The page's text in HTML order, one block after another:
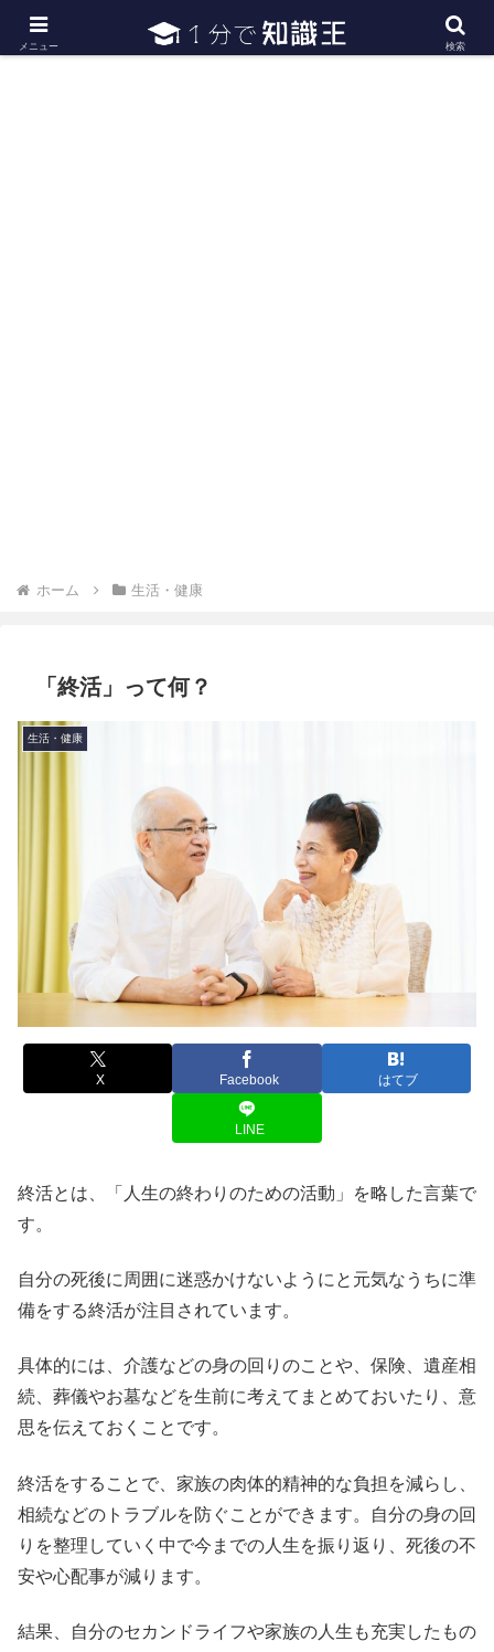
日常で必要な常識・知識や雑学・豆知識を幅広く紹介
ホーム 生活・健康
「終活」って何？
生活・健康
X Facebook はてブ
LINE
終活とは、「人生の終わりのための活動」を略した言葉で
す。
自分の死後に周囲に迷惑かけないようにと元気なうちに準
備をする終活が注目されています。
具体的には、介護などの身の回りのことや、保険、遺産相
続、葬儀やお墓などを生前に考えてまとめておいたり、意
思を伝えておくことです。
終活をすることで、家族の肉体的精神的な負担を減らし、
相続などのトラブルを防ぐことができます。自分の身の回
りを整理していく中で今までの人生を振り返り、死後の不
安や心配事が減ります。
結果、自分のセカンドライフや家族の人生も充実したもの
メニュー 検索